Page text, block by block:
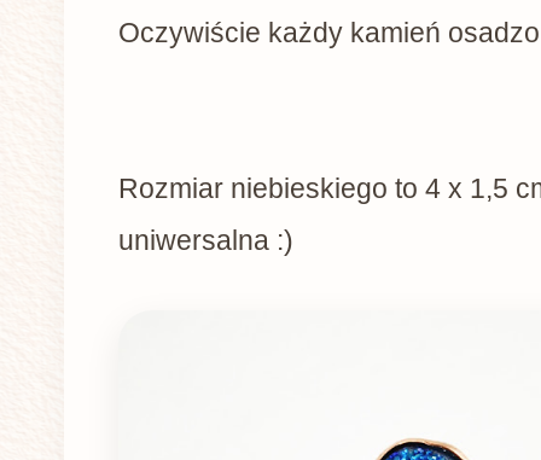
Oczywiście każdy kamień
Rozmiar niebieskiego to 4 x 1,5
uniwersalna :)